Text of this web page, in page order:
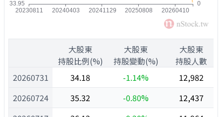
20260731
20260724
大股東
持股比例(%)
大股東
持股變動(%)
大股東
持股人數
34.18
-1.14%
12,982
35.32
-0.80%
12,437